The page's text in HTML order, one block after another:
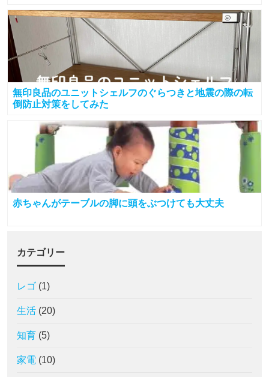
無印良品のユニットシェルフのぐらつきと地震の際の転
倒防止対策をしてみた
赤ちゃんがテーブルの脚に頭をぶつけても大丈夫
カテゴリー
レゴ (1)
生活 (20)
知育 (5)
家電 (10)